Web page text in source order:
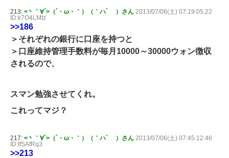
213: <丶｀∀´>（´・ω・｀）（｀ハ´ ）さん 2013/07/06(土) 07:19:05.22
ID:k7O4LMfz
>>186
＞それぞれの銀行に口座を持つと
＞口座維持管理手数料が毎月10000～30000ウォン徴収
されるので、
スマン勉強させてくれ。
これってマジ？
217: <丶｀∀´>（´・ω・｀）（｀ハ´ ）さん 2013/07/06(土) 07:45:12.46
ID:tfSAfRq3
>>213